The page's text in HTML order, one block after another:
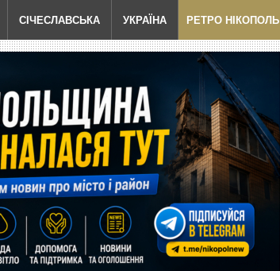
СІЧЕСЛАВСЬКА УКРАЇНА РЕТРО НІКОПОЛЬ